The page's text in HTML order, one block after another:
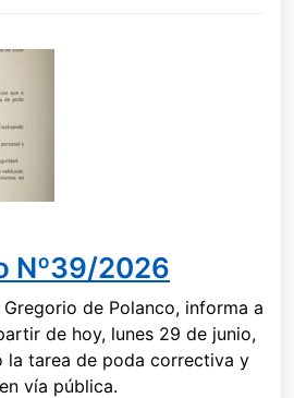
Nº39/2026
de Polanco, informa a
de hoy, lunes 29 de junio,
la tarea de poda correctiva y
vía pública.